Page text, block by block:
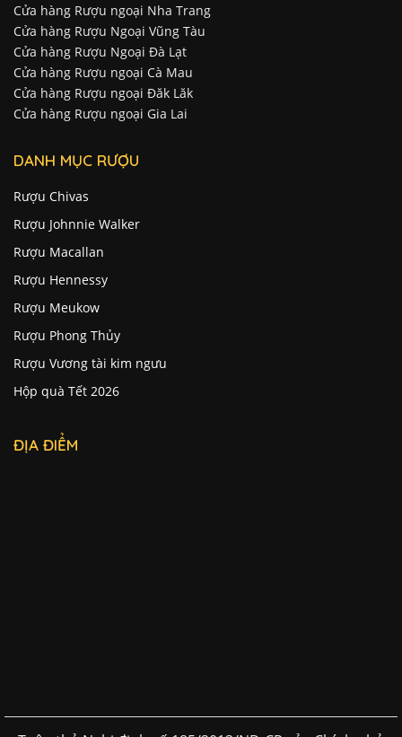
Cửa hàng Rượu ngoại Nha Trang
Cửa hàng Rượu Ngoại Vũng Tàu
Cửa hàng Rượu Ngoại Đà Lạt
Cửa hàng Rượu ngoại Cà Mau
Cửa hàng Rượu ngoại Đăk Lăk
Cửa hàng Rượu ngoại Gia Lai
DANH MỤC RƯỢU
Rượu Chivas
Rượu Johnnie Walker
Rượu Macallan
Rượu Hennessy
Rượu Meukow
Rượu Phong Thủy
Rượu Vương tài kim ngưu
Hộp quà Tết 2026
ĐỊA ĐIỂM